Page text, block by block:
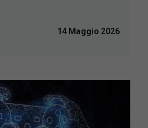
14 Maggio 2026